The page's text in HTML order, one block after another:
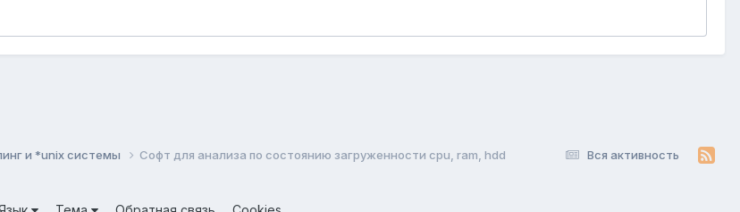
Вся активность
и *unix системы Софт для анализа по состоянию загруженности cpu, ram, hdd